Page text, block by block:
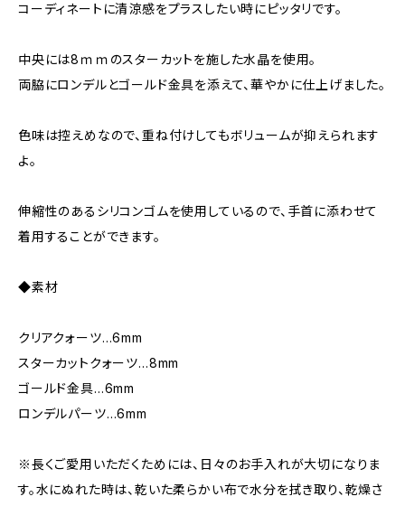
コーディネートに清涼感をプラスしたい時にピッタリです。
中央には8ｍｍのスターカットを施した水晶を使用。
両脇にロンデルとゴールド金具を添えて、華やかに仕上げました。
色味は控えめなので、重ね付けしてもボリュームが抑えられます
よ。
伸縮性のあるシリコンゴムを使用しているので、手首に添わせて
着用することができます。
◆素材
クリアクォーツ…6mm
スターカットクォーツ…8mm
ゴールド金具…6mm
ロンデルパーツ…6mm
※長くご愛用いただくためには、日々のお手入れが大切になりま
す。水にぬれた時は、乾いた柔らかい布で水分を拭き取り、乾燥さ